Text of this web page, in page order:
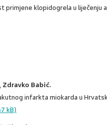
primjene klopidogrela u liječenju
Zdravko Babić.
infarkta miokarda u
kB)